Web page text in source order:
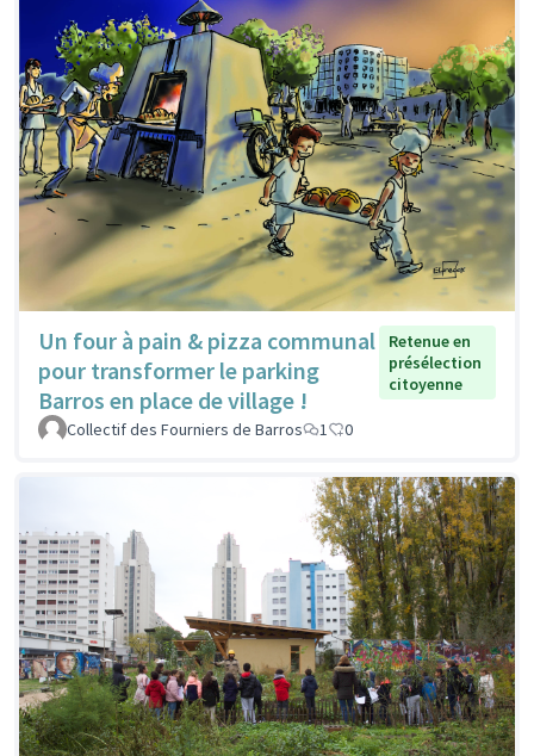
Un four à pain & pizza communal
pour transformer le parking
Barros en place de village !
Retenue en
présélection
citoyenne
Collectif des Fourniers de Barros 1 0